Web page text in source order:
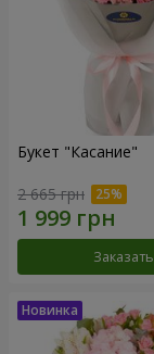
Букет "Касание"
2 665 грн
Заказать